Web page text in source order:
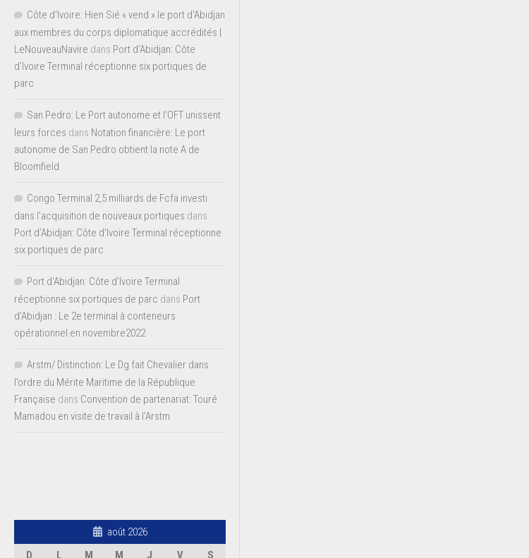
Côte d'Ivoire: Hien Sié « vend » le port d'Abidjan
aux membres du corps diplomatique accrédités |
LeNouveauNavire dans Port d’Abidjan: Côte
d’Ivoire Terminal réceptionne six portiques de
parc
San Pedro: Le Port autonome et l’OFT unissent
leurs forces dans Notation financière: Le port
autonome de San Pedro obtient la note A de
Bloomfield
Congo Terminal 2,5 milliards de Fcfa investi
dans l’acquisition de nouveaux portiques dans
Port d’Abidjan: Côte d’Ivoire Terminal réceptionne
six portiques de parc
Port d'Abidjan: Côte d’Ivoire Terminal
réceptionne six portiques de parc dans Port
d’Abidjan : Le 2e terminal à conteneurs
opérationnel en novembre2022
Arstm/ Distinction: Le Dg fait Chevalier dans
l’ordre du Mérite Maritime de la République
Française dans Convention de partenariat: Touré
Mamadou en visite de travail à l’Arstm
août 2026
D
L M M J V
S